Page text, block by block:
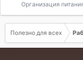
Организация
Полезно для всех